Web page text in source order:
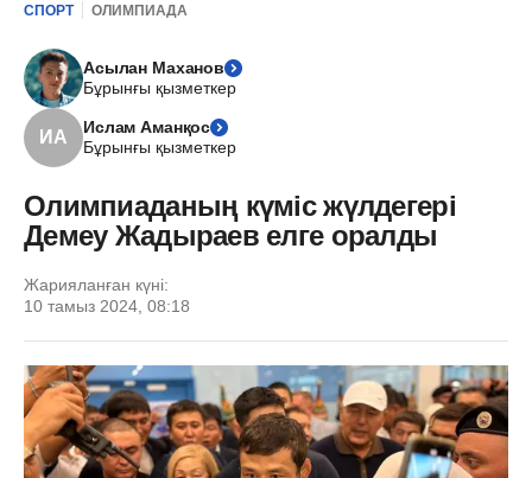
СПОРТ ОЛИМПИАДА
Асылан Маханов
Бұрынғы қызметкер
ИА
Ислам Аманқос
Бұрынғы қызметкер
Олимпиаданың күміс жүлдегері
Демеу Жадыраев елге оралды
Жарияланған күні:
10 тамыз 2024, 08:18